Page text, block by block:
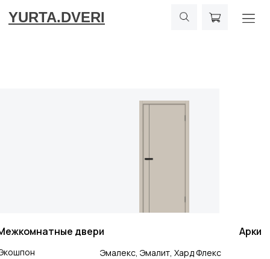
YURTA.DVERI
Эмалекс, Эмалит, Хард Флекс
Арки
двери